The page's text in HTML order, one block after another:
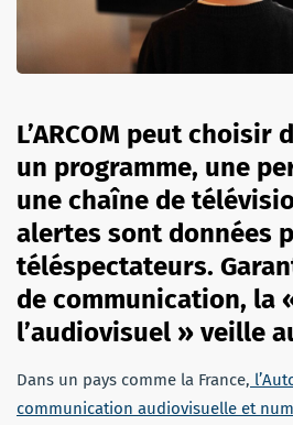
L’ARCOM peut choisir
un programme, une
une chaîne de
alertes sont données
téléspectateurs.
de communication, la
l’audiovisuel » veille
Dans un pays comme la France,
communication audiovisuelle et